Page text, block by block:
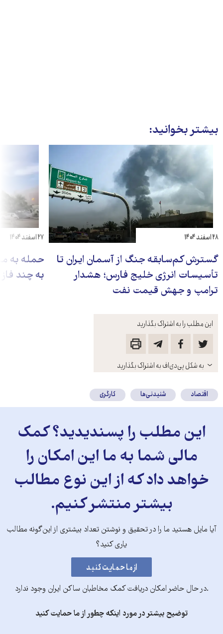
این مطلب را به اشتراک بگذارید
باز
کنید
به شکل پی‌دی‌اف به اشتراک بگذارید
بیشتر بخوانید:
گسترش کم‌سابقه جنگ از آسمان ایران تا
تأسیسات انرژی خلیج فارس؛ هشدار
ترامپ و جهش قیمت نفت
۲۸ اسفند ۱۴۰۴
حمله به
به چند
۲۷ اسفند ۱۴۰۴
اقتصاد شنیدنی‌ها کارگری
این مطلب را پسندیدید؟ کمک
مالی شما به ما این امکان را
خواهد داد که از این نوع مطالب
بیشتر منتشر کنیم.
آیا مایل هستید ما را در تحقیق و نوشتن تعداد بیشتری از این‌گونه مطالب
یاری کنید؟
.در حال حاضر امکان دریافت کمک مخاطبان ساکن ایران وجود ندارد
توضیح بیشتر در مورد اینکه چطور از ما حمایت کنید